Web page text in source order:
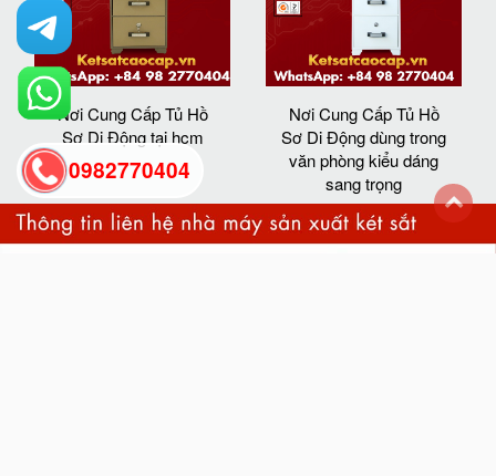
Nơi Cung Cấp Tủ Hồ
Sơ Di Động tại hcm
Nơi Cung Cấp Tủ Hồ
Sơ Di Động dùng trong
văn phòng kiểu dáng
sang trọng
0982770404
back